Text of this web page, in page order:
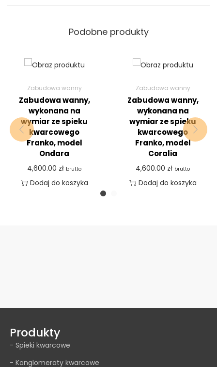
Podobne produkty
Zabudowa wanny
Zabudowa wanny,
wykonana na
wymiar ze spieku
kwarcowego
Franko, model
Ondara
4,600.00 zł brutto
Dodaj do koszyka
Zabudowa wanny
Zabudowa wanny,
wykonana na
wymiar ze spieku
kwarcowego
Franko, model
Coralia
4,600.00 zł brutto
Dodaj do koszyka
Produkty
- Spieki kwarcowe
- Konglomeraty kwarcowe